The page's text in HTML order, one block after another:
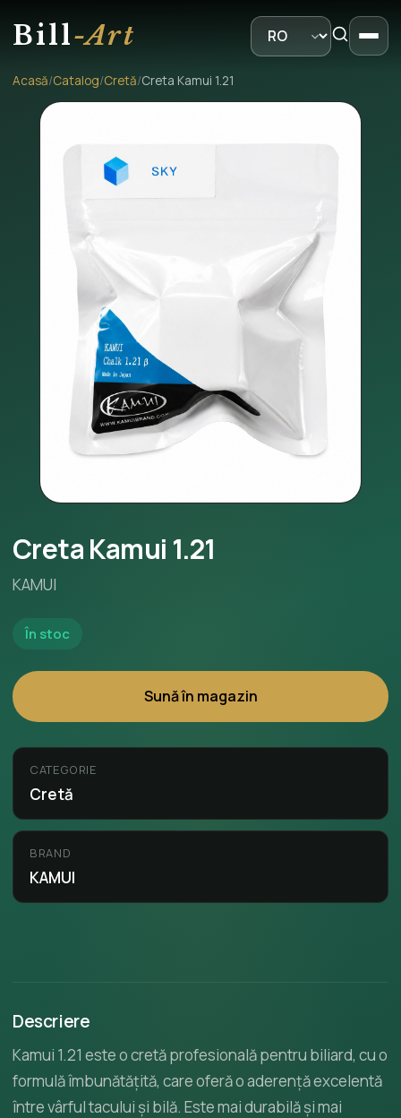
Bill-Art
Acasă/Catalog/Cretă/Creta Kamui 1.21
Creta Kamui 1.21
KAMUI
În stoc
Sună în magazin
CATEGORIE
Cretă
BRAND
KAMUI
Descriere
Kamui 1.21 este o cretă profesională pentru biliard, cu o
formulă îmbunătățită, care oferă o aderență excelentă
între vârful tacului și bilă. Este mai durabilă și mai